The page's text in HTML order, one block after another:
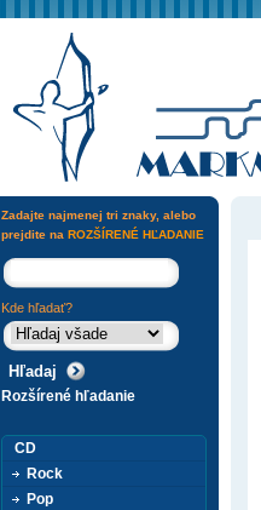
Zadajte najmenej tri znaky, alebo
prejdite na ROZŠÍRENÉ HĽADANIE
Kde hľadať?
Rozšírené hľadanie
CD
Rock
Pop